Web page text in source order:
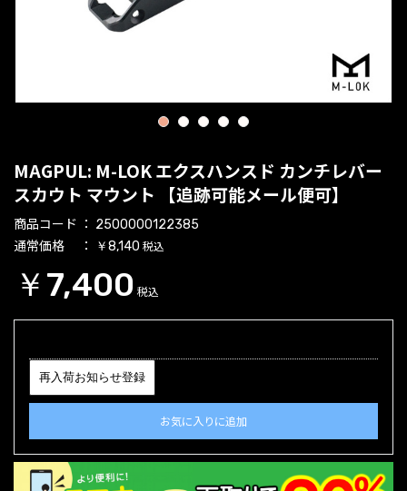
1 2 3 4 5
MAGPUL: M-LOK エクスハンスド カンチレバー
スカウト マウント 【追跡可能メール便可】
商品コード 2500000122385
通常価格 ￥8,140 税込
￥7,400 税込
再入荷お知らせ登録
お気に入りに追加